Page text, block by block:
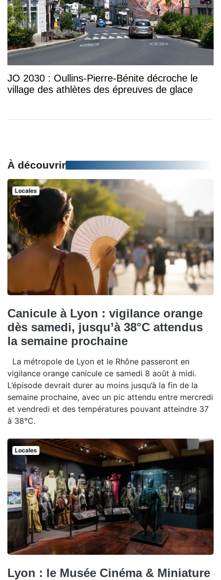
JO 2030 : Oullins-Pierre-Bénite décroche le
village des athlètes des épreuves de glace
À découvrir
Locales
Canicule à Lyon : vigilance orange
dès samedi, jusqu’à 38°C attendus
la semaine prochaine
La métropole de Lyon et le Rhône passeront en
vigilance orange canicule ce samedi 8 août à midi.
L’épisode devrait durer au moins jusqu’à la fin de la
semaine prochaine, avec un pic attendu entre mercredi
et vendredi et des températures pouvant atteindre 37
à 38°C.
Locales
Lyon : le Musée Cinéma & Miniature